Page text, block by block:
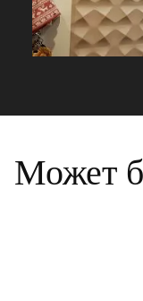
Может